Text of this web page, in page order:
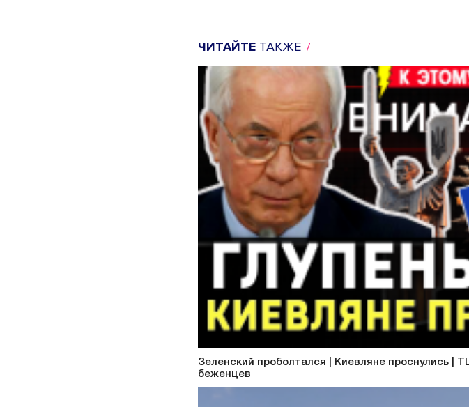
ЧИТАЙТЕ ТАКЖЕ
Зеленский проболтался | Киевляне проснулись |
беженцев